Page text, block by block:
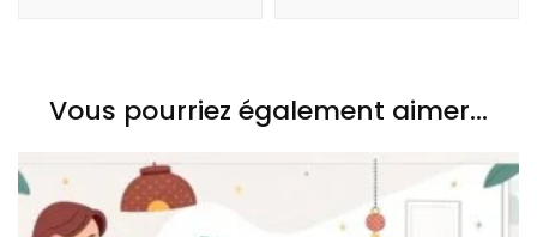
Vous pourriez également aimer...